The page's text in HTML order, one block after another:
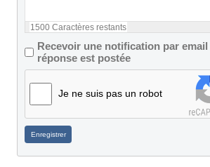
1500 Caractères restants
Recevoir une notification par email
réponse est postée
Je ne suis pas un robot
Enregistrer